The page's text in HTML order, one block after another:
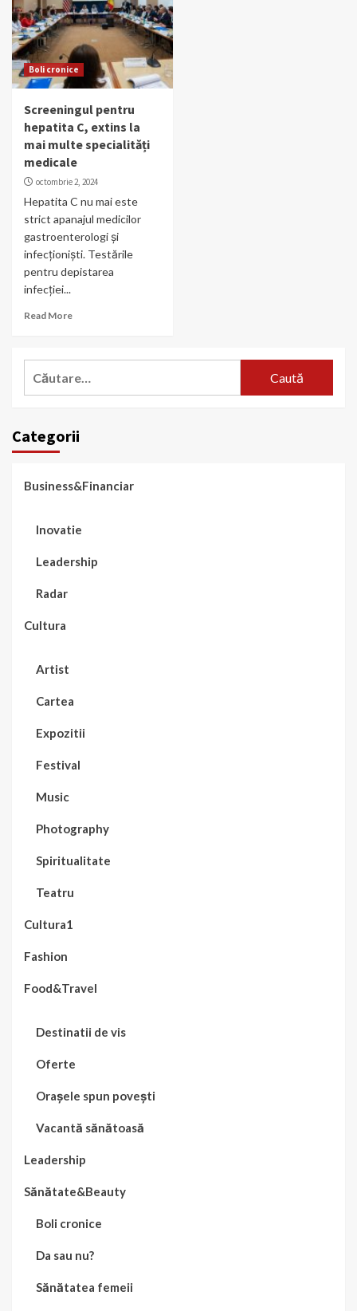
Boli cronice
Screeningul pentru
hepatita C, extins la
mai multe specialități
medicale
octombrie 2, 2024
Hepatita C nu mai este
strict apanajul medicilor
gastroenterologi și
infecționiști. Testările
pentru depistarea
infecției...
Read More
Categorii
Business&Financiar
Inovatie
Leadership
Radar
Cultura
Artist
Cartea
Expozitii
Festival
Music
Photography
Spiritualitate
Teatru
Cultura1
Fashion
Food&Travel
Destinatii de vis
Oferte
Orașele spun povești
Vacantă sănătoasă
Leadership
Sănătate&Beauty
Boli cronice
Da sau nu?
Sănătatea femeii